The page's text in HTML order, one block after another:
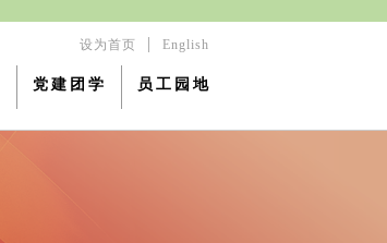
党建团学 员工园地
设为首页 | English